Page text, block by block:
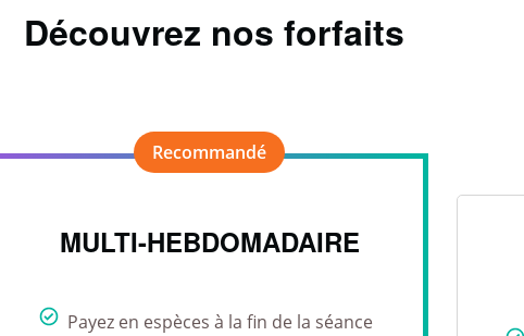
Découvrez nos forfaits
MULTI-HEBDOMADAIRE
Payez en espèces à la fin de la séance